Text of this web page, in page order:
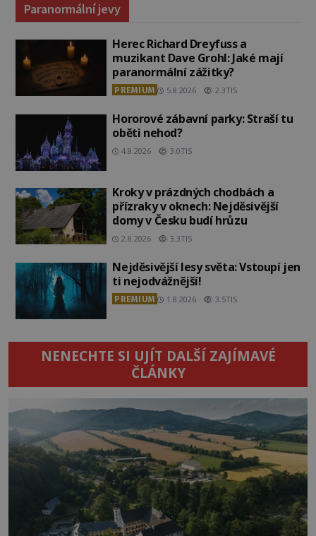
Paranormální jevy
Herec Richard Dreyfuss a
muzikant Dave Grohl: Jaké mají
paranormální zážitky?
PREMIUM 5.8.2026 2.3TIS
Hororové zábavní parky: Straší tu
oběti nehod?
4.8.2026 3.0TIS
Kroky v prázdných chodbách a
přízraky v oknech: Nejděsivější
domy v Česku budí hrůzu
2.8.2026 3.3TIS
Nejděsivější lesy světa: Vstoupí jen
ti nejodvážnější!
PREMIUM 1.8.2026 3.5TIS
NENECHTE SI UJÍT DALŠÍ ZAJÍMAVÉ
ČLÁNKY